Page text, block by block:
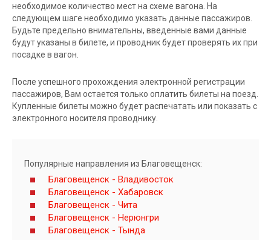
необходимое количество мест на схеме вагона. На
следующем шаге необходимо указать данные пассажиров.
Будьте предельно внимательны, введенные вами данные
будут указаны в билете, и проводник будет проверять их при
посадке в вагон.
После успешного прохождения электронной регистрации
пассажиров, Вам остается только оплатить билеты на поезд.
Купленные билеты можно будет распечатать или показать с
электронного носителя проводнику.
Популярные направления из Благовещенск:
Благовещенск - Владивосток
Благовещенск - Хабаровск
Благовещенск - Чита
Благовещенск - Нерюнгри
Благовещенск - Тында